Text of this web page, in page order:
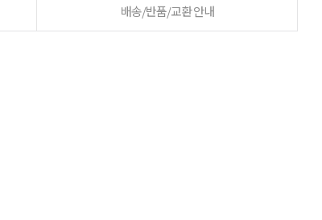
배송/반품/교환 안내